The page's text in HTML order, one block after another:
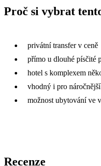
Proč si vybrat
privátní transfer v ceně
přímo u dlouhé písčité
hotel s komplexem
vhodný i pro
možnost ubytování ve
Recenze